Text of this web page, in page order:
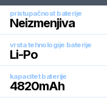
pristupačnost baterije
Neizmenjiva
vrsta tehnologije baterije
Li-Po
kapacitet baterije
4820mAh